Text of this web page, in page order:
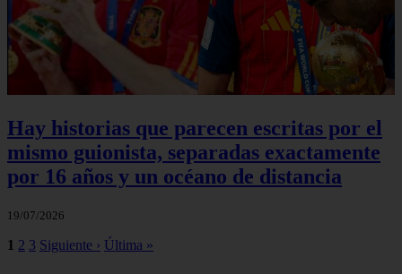
Hay historias que parecen escritas por el
mismo guionista, separadas exactamente
por 16 años y un océano de distancia
19/07/2026
1 2 3 Siguiente › Última »